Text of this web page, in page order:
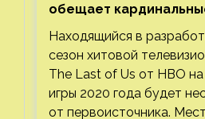
обещает
втором сезоне
Находящийся в
сезон хитовой
The Last of Us от HBO
игры 2020 года будет
от первоисточника.